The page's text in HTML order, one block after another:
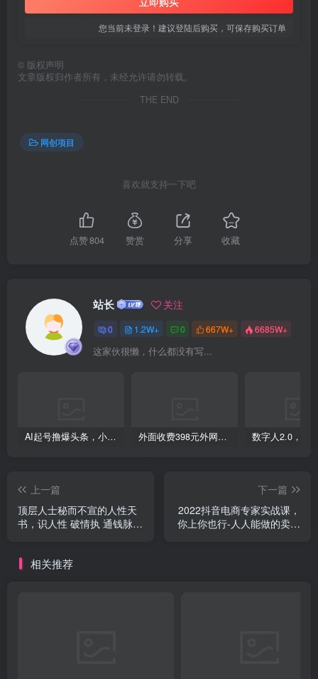
您当前未登录！建议登陆后购买，可保存购买订单
© 版权声明
文章版权归作者所有，未经允许请勿转载。
THE END
网创项目
喜欢就支持一下吧
点赞804 赞赏 分享 收藏
站长 关注
0 1.2W+ 0 667W+ 6685W+
这家伙很懒，什么都没有写...
AI起号撸爆头条，小白也能操作，日入2000+ 外面收费398元外网超跑豪车汽车视频搬运至快手抖音上热门项目
上一篇
顶层人士秘而不宣的人性天
书，识人性 破情执 通钱脉
下一篇
2022抖音电商专家实战课，
你上你也行-人人能做的卖货
相关推荐